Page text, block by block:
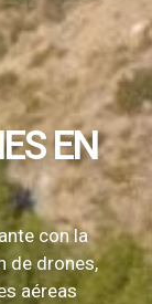
EN
con la
de drones,
aéreas